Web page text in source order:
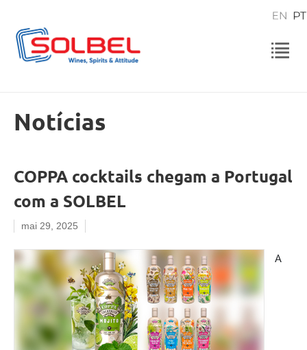
Notícias
COPPA cocktails chegam a Portugal
com a SOLBEL
mai 29, 2025
A